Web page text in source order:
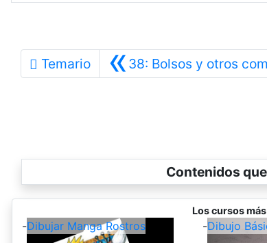
Temario «38: Bolsos y otros
Contenidos
Los cursos
-Dibujar Manga Rostros -Dibujo